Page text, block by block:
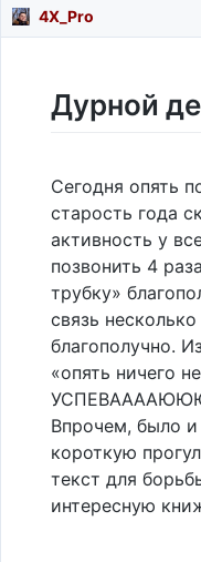
4X_Pro
Дурной
Сегодня опять
старость года
активность у
позвонить 4
трубку»
связь
благополучно.
«опять ничего
Впрочем, было и
короткую
текст для
интересную